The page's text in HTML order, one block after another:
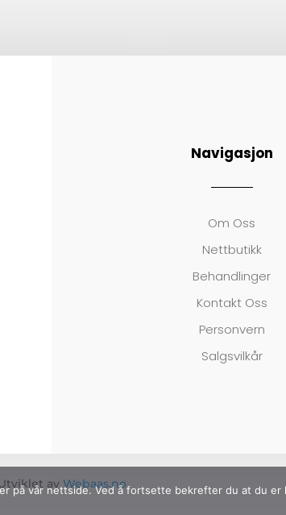
Navigasjon
Om Oss
Nettbutikk
Behandlinger
Kontakt Oss
Personvern
Salgsvilkår
avWebaas.no
på vår nettside. Ved å fortsette bekrefter du at du er